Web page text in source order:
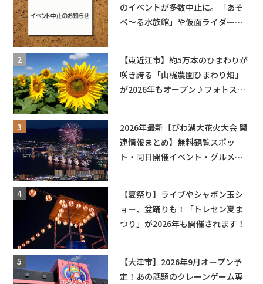
のイベントが多数中止に。「あそ
べ〜る水族館」や仮面ライダーシ
【東近江市】約5万本のひまわりが
咲き誇る「山梶農園ひまわり畑」
が2026年もオープン♪フォトスポ
2026年最新【びわ湖大花火大会 関
連情報まとめ】無料観覧スポッ
ト・同日開催イベント・グルメマ
【夏祭り】ライブやシャボン玉シ
ョー、盆踊りも！「トレセン夏ま
つり」が2026年も開催されます！
【大津市】2026年9月オープン予
定！あの話題のクレーンゲーム専